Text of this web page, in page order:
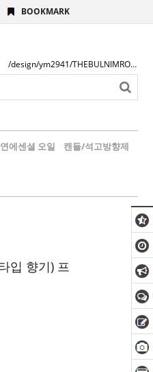
BOOKMARK
/design/ym2941/THEBULNIMROGO.png
에센셜 오일 캔들/석고방향제
입 향기) 프